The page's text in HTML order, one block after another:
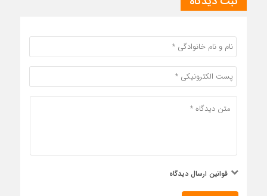
قوانین ارسال دیدگاه